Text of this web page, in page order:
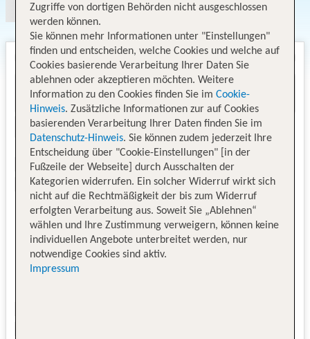
Zugriffe von dortigen Behörden nicht ausgeschlossen
werden können.
Sie können mehr Informationen unter "Einstellungen"
finden und entscheiden, welche Cookies und welche auf
Cookies basierende Verarbeitung Ihrer Daten Sie
ablehnen oder akzeptieren möchten. Weitere
Information zu den Cookies finden Sie im Cookie-
Hinweis. Zusätzliche Informationen zur auf Cookies
basierenden Verarbeitung Ihrer Daten finden Sie im
Datenschutz-Hinweis. Sie können zudem jederzeit Ihre
Entscheidung über "Cookie-Einstellungen" [in der
Fußzeile der Webseite] durch Ausschalten der
Kategorien widerrufen. Ein solcher Widerruf wirkt sich
nicht auf die Rechtmäßigkeit der bis zum Widerruf
erfolgten Verarbeitung aus. Soweit Sie „Ablehnen“
wählen und Ihre Zustimmung verweigern, können keine
individuellen Angebote unterbreitet werden, nur
notwendige Cookies sind aktiv.
Impressum